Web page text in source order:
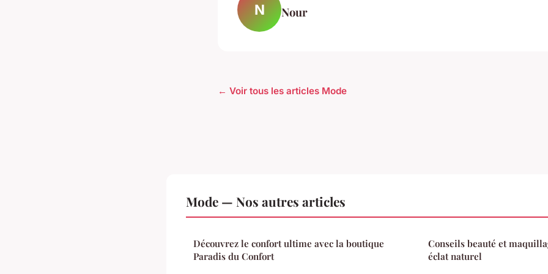
N Nour
← Voir tous les articles Mode
Mode — Nos autres articles
Découvrez le confort ultime avec la boutique
Paradis du Confort
Conseils beauté et
éclat naturel